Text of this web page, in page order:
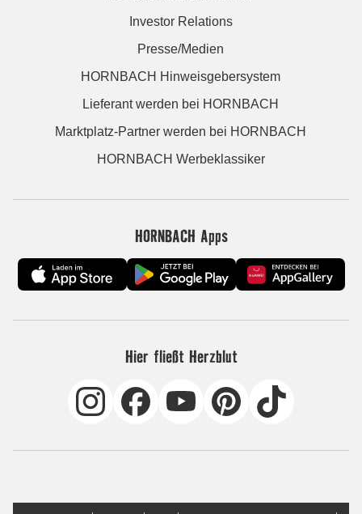
Investor Relations
Presse/Medien
HORNBACH Hinweisgebersystem
Lieferant werden bei HORNBACH
Marktplatz-Partner werden bei HORNBACH
HORNBACH Werbeklassiker
HORNBACH Apps
Hier fließt Herzblut